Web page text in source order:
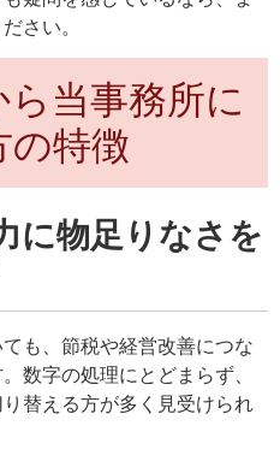
さい。
当事務所に
の特徴
に物足りなさを
も、節税や経営改善につな
数字の処理にとどまらず、
替える方が多く見受けられ